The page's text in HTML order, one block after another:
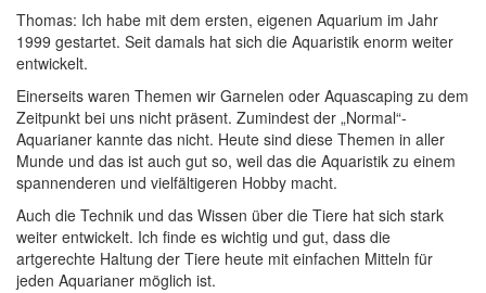
Thomas: Ich habe mit dem ersten, eigenen Aquarium im Jahr
1999 gestartet. Seit damals hat sich die Aquaristik enorm weiter
entwickelt.
Einerseits waren Themen wir Garnelen oder Aquascaping zu dem
Zeitpunkt bei uns nicht präsent. Zumindest der „Normal“-
Aquarianer kannte das nicht. Heute sind diese Themen in aller
Munde und das ist auch gut so, weil das die Aquaristik zu einem
spannenderen und vielfältigeren Hobby macht.
Auch die Technik und das Wissen über die Tiere hat sich stark
weiter entwickelt. Ich finde es wichtig und gut, dass die
artgerechte Haltung der Tiere heute mit einfachen Mitteln für
jeden Aquarianer möglich ist.